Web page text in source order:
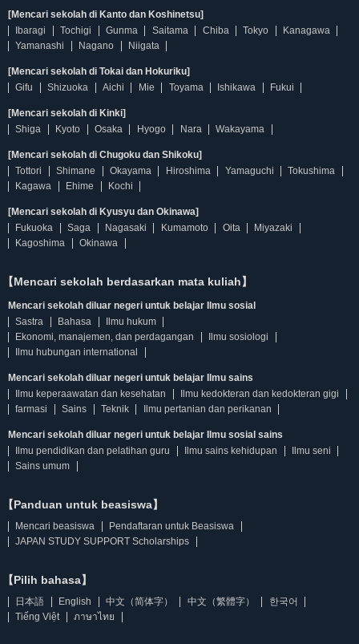
[Mencari sekolah di Kanto dan Koshinetsu]
Ibaragi
Tochigi Gunma Saitama Chiba Tokyo
Kanagawa
Yamanashi
Nagano Niigata
[Mencari sekolah di Tokai dan Hokuriku]
Gifu
Shizuoka Aichi Mie Toyama Ishikawa Fukui
[Mencari sekolah di Kinki]
Shiga
Kyoto Osaka Hyogo Nara Wakayama
[Mencari sekolah di Chugoku dan Shikoku]
Tottori
Shimane Okayama Hiroshima Yamaguchi
Tokushima
Kagawa
Ehime Kochi
[Mencari sekolah di Kyusyu dan Okinawa]
Fukuoka
Saga Nagasaki Kumamoto Oita
Miyazaki
Kagoshima
Okinawa
【Mencari sekolah berdasarkan mata kuliah】
Mencari sekolah diluar negeri untuk belajar Ilmu sosial
Sastra
Bahasa
Ilmu hukum
Ekonomi, manajemen, dan perdagangan
Ilmu sosiologi
Ilmu hubungan international
Mencari sekolah diluar negeri untuk belajar Ilmu sains
Ilmu keperaawatan dan kesehatan
Ilmu kedokteran dan kedokteran gigi
farmasi
Sains Teknik Ilmu pertanian dan perikanan
Mencari sekolah diluar negeri untuk belajar Ilmu sosial sains
Ilmu pendidikan dan pelatihan guru
Ilmu sains kehidupan
Ilmu seni
Sains umum
【Panduan untuk beasiswa】
Mencari beasiswa
Pendaftaran untuk Beasiswa
JAPAN STUDY SUPPORT Scholarships
【Pilih bahasa】
日本語 English 中文（简体字） 中文（繁體字）
한국어
Tiếng Việt
ภาษาไทย